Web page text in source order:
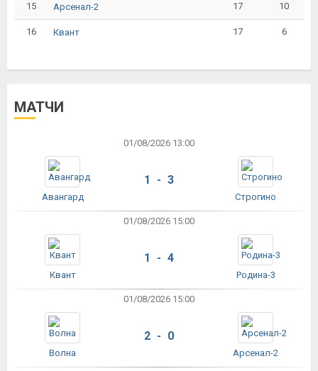
15 Арсенал-2 17 10
16 Квант 17 6
МАТЧИ
01/08/2026 13:00
Авангард
1 - 3
Строгино
01/08/2026 15:00
Квант
1 - 4
Родина-3
01/08/2026 15:00
Волна
2 - 0
Арсенал-2